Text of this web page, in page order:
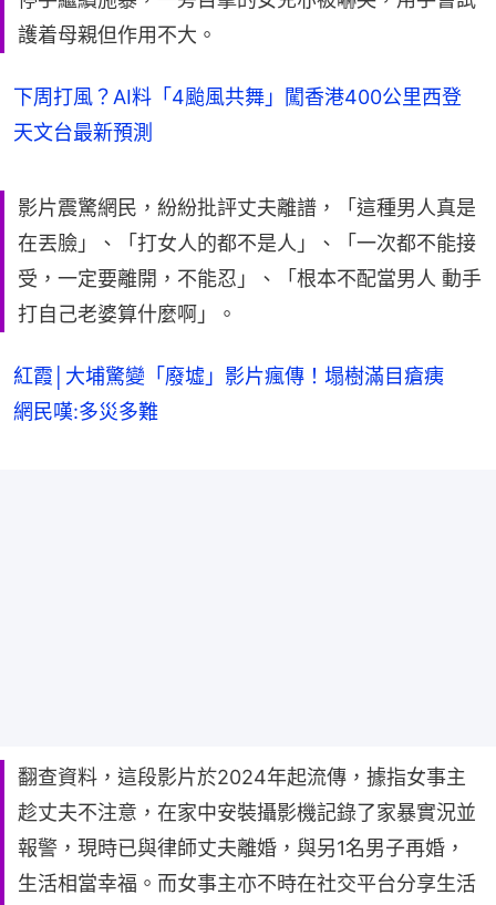
護着母親但作用不大。
下周打風？AI料「4颱風共舞」闖香港400公里西登
天文台最新預測
影片震驚網民，紛紛批評丈夫離譜，「這種男人真是
在丟臉」、「打女人的都不是人」、「一次都不能接
受，一定要離開，不能忍」、「根本不配當男人 動手
打自己老婆算什麼啊」。
紅霞│大埔驚變「廢墟」影片瘋傳！塌樹滿目瘡痍
網民嘆:多災多難
翻查資料，這段影片於2024年起流傳，據指女事主
趁丈夫不注意，在家中安裝攝影機記錄了家暴實況並
報警，現時已與律師丈夫離婚，與另1名男子再婚，
生活相當幸福。而女事主亦不時在社交平台分享生活